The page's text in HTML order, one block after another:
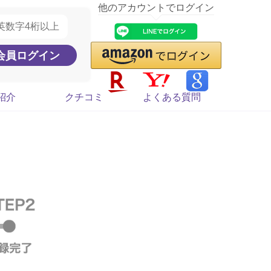
他のアカウントでログイン
介 クチコミ よくある質問